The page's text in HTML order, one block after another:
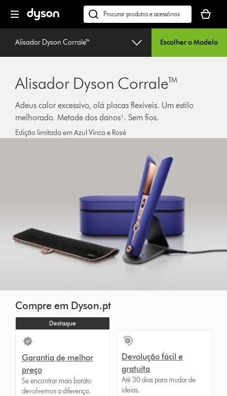
seguinte
Pesquisar
em
dyson.pt
seu
cesto
de
Alisador Dyson Corrale™ Escolher o Modelo
Alisador Dyson Corrale™
Adeus calor excessivo, olá placas flexíveis. Um estilo
melhorado. Metade dos danos¹. Sem fios.
Edição limitada em Azul Vinca e Rosé
Compre em Dyson.pt
Destaque
Garantia de melhor
preço
Se encontrar mais barato
devolvemos a diferença.
Devolução fácil e
gratuita
Até 30 dias para mudar de
ideias.